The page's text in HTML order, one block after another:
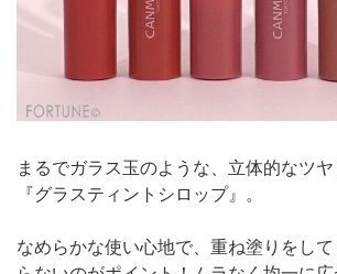
まるでガラス玉のような、立体的なツ
『グラスティントシロップ』。
なめらかな使い心地で、重ね塗りをし